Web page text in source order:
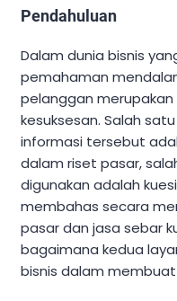
Pendahuluan
Dalam dunia bisnis
pemahaman
pelanggan
kesuksesan. Salah
informasi tersebut
dalam riset pasar,
digunakan adalah
membahas secara
pasar dan jasa sebar
bagaimana kedua
bisnis dalam